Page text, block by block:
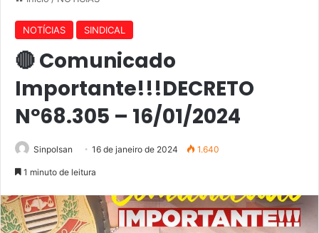
NOTÍCIAS SINDICAL
🔴 Comunicado
Importante!!!DECRETO
Nº68.305 – 16/01/2024
Sinpolsan 16 de janeiro de 2024 1.640
1 minuto de leitura